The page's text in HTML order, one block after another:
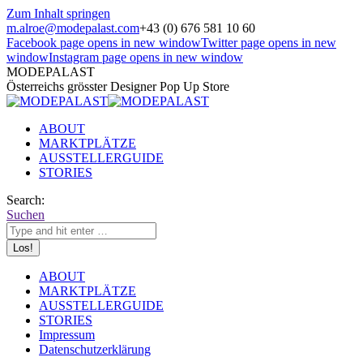
Zum Inhalt springen
m.alroe@modepalast.com+43 (0) 676 581 10 60
Facebook page opens in new windowTwitter page opens in new
windowInstagram page opens in new window
MODEPALAST
Österreichs grösster Designer Pop Up Store
ABOUT
MARKTPLÄTZE
AUSSTELLERGUIDE
STORIES
Search:
Suchen
ABOUT
MARKTPLÄTZE
AUSSTELLERGUIDE
STORIES
Impressum
Datenschutzerklärung